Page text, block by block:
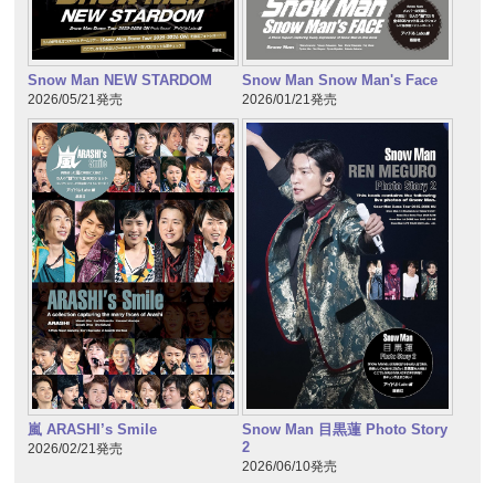
Snow Man NEW STARDOM
2026/05/21発売
Snow Man Snow Man's Face
2026/01/21発売
嵐 ARASHI’s Smile
2026/02/21発売
Snow Man 目黒蓮 Photo Story
2
2026/06/10発売